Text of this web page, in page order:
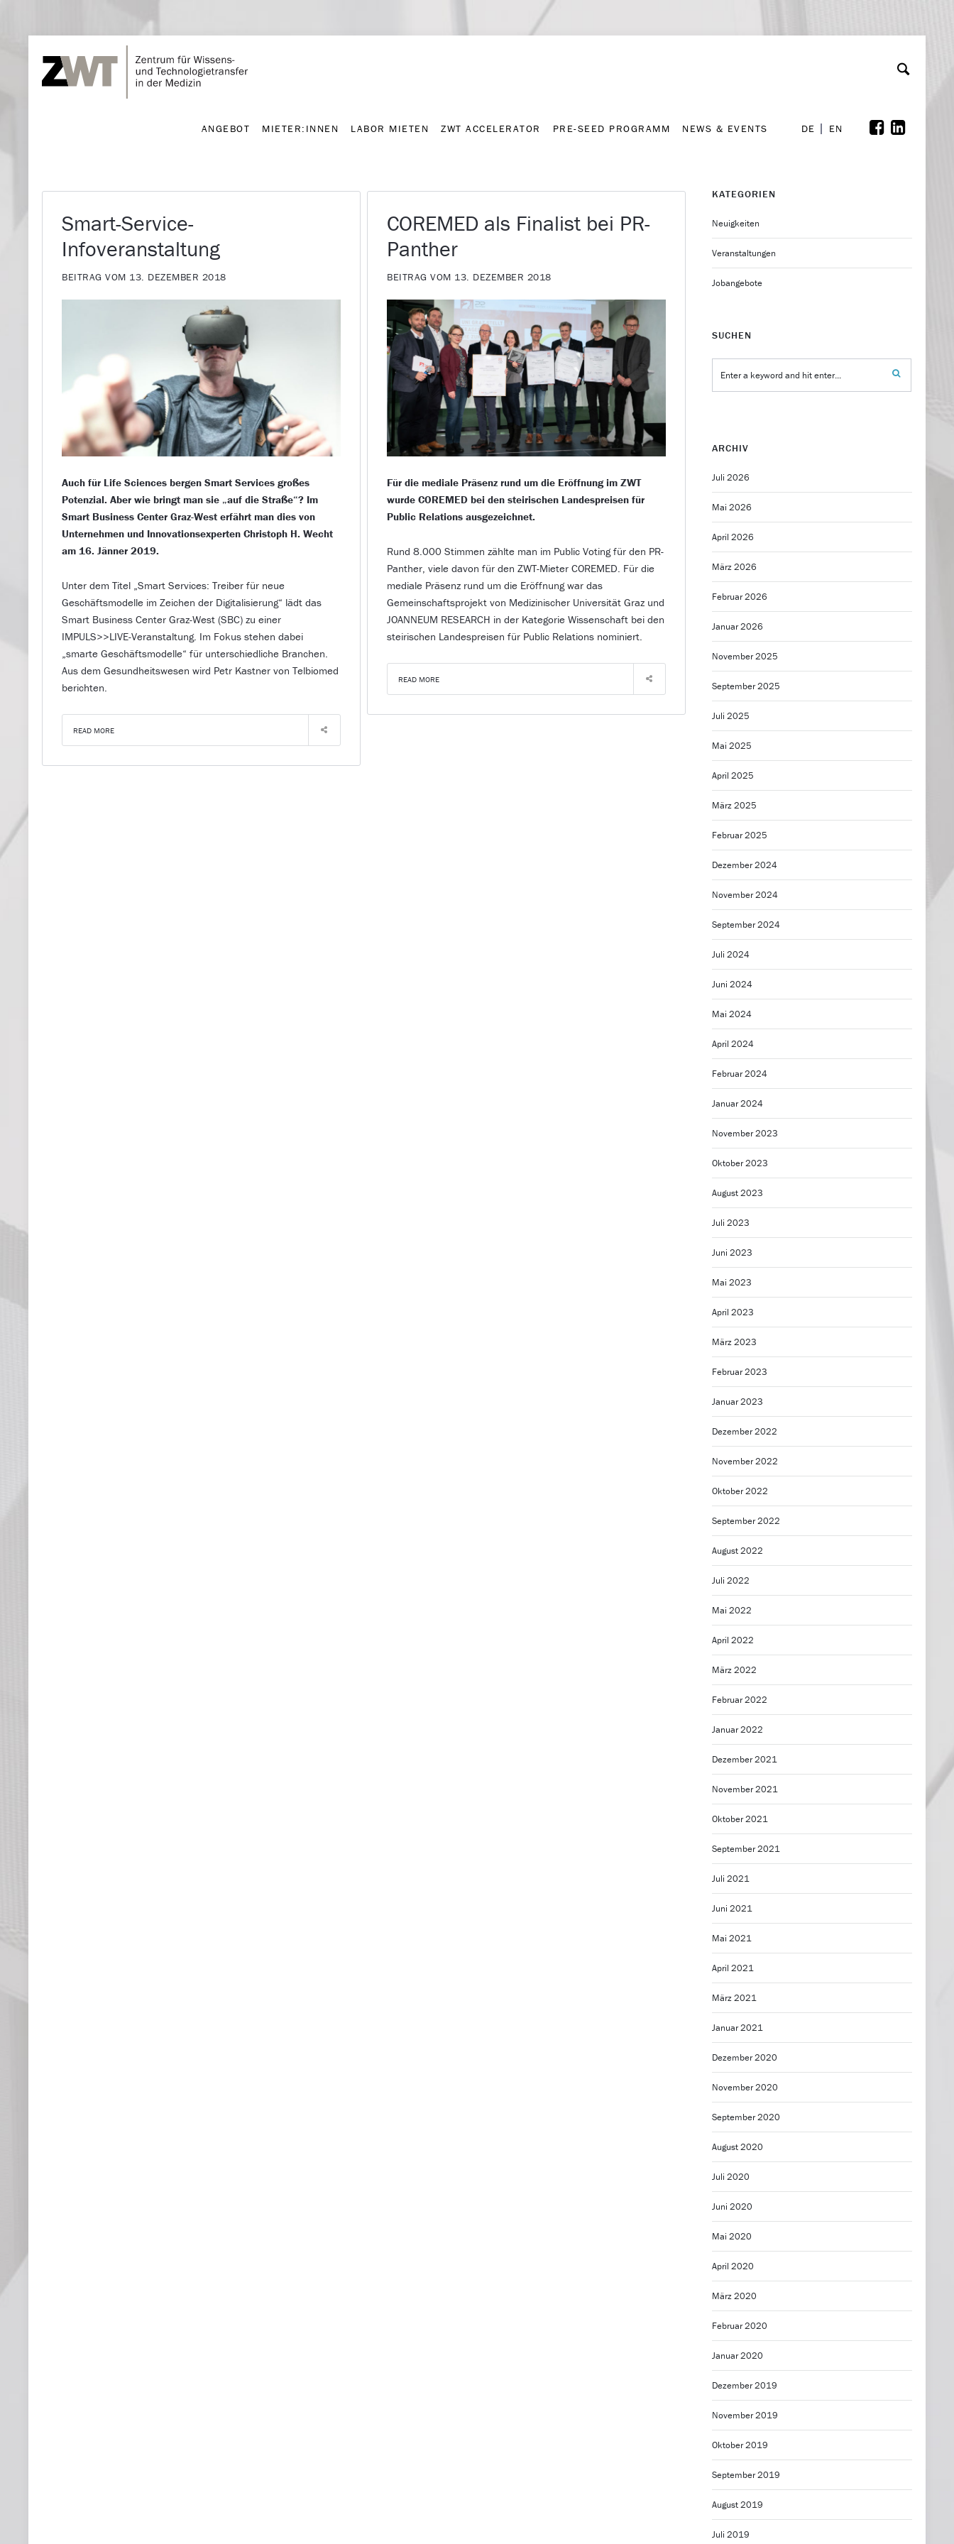
ANGEBOT
ANGEBOT MIETER:INNEN LABOR MIETEN ZWT ACCELERATOR PRE-SEED PROGRAMM NEWS & EVENTS DE EN
Smart-Service-
Infoveranstaltung
BEITRAG VOM 13. DEZEMBER 2018
Auch für Life Sciences bergen Smart Services großes
Potenzial. Aber wie bringt man sie „auf die Straße“? Im
Smart Business Center Graz-West erfährt man dies von
Unternehmen und Innovationsexperten Christoph H. Wecht
am 16. Jänner 2019.
Unter dem Titel „Smart Services: Treiber für neue
Geschäftsmodelle im Zeichen der Digitalisierung“ lädt das
Smart Business Center Graz-West (SBC) zu einer
IMPULS>>LIVE-Veranstaltung. Im Fokus stehen dabei
„smarte Geschäftsmodelle“ für unterschiedliche Branchen.
Aus dem Gesundheitswesen wird Petr Kastner von Telbiomed
berichten.
READ MORE
COREMED als Finalist bei PR-
Panther
BEITRAG VOM 13. DEZEMBER 2018
Für die mediale Präsenz rund um die Eröffnung im ZWT
wurde COREMED bei den steirischen Landespreisen für
Public Relations ausgezeichnet.
Rund 8.000 Stimmen zählte man im Public Voting für den PR-
Panther, viele davon für den ZWT-Mieter COREMED. Für die
mediale Präsenz rund um die Eröffnung war das
Gemeinschaftsprojekt von Medizinischer Universität Graz und
JOANNEUM RESEARCH in der Kategorie Wissenschaft bei den
steirischen Landespreisen für Public Relations nominiert.
READ MORE
KATEGORIEN
Neuigkeiten
Veranstaltungen
Jobangebote
SUCHEN
ARCHIV
Juli 2026
Mai 2026
April 2026
März 2026
Februar 2026
Januar 2026
November 2025
September 2025
Juli 2025
Mai 2025
April 2025
März 2025
Februar 2025
Dezember 2024
November 2024
September 2024
Juli 2024
Juni 2024
Mai 2024
April 2024
Februar 2024
Januar 2024
November 2023
Oktober 2023
August 2023
Juli 2023
Juni 2023
Mai 2023
April 2023
März 2023
Februar 2023
Januar 2023
Dezember 2022
November 2022
Oktober 2022
September 2022
August 2022
Juli 2022
Mai 2022
April 2022
März 2022
Februar 2022
Januar 2022
Dezember 2021
November 2021
Oktober 2021
September 2021
Juli 2021
Juni 2021
Mai 2021
April 2021
März 2021
Januar 2021
Dezember 2020
November 2020
September 2020
August 2020
Juli 2020
Juni 2020
Mai 2020
April 2020
März 2020
Februar 2020
Januar 2020
Dezember 2019
November 2019
Oktober 2019
September 2019
August 2019
Juli 2019